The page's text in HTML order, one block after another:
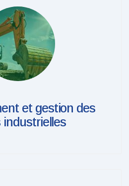
et gestion des
industrielles